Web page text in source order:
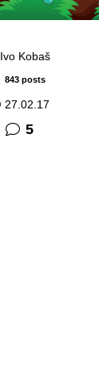
Ivo Kobaš
843 posts
27.02.17
5komentara